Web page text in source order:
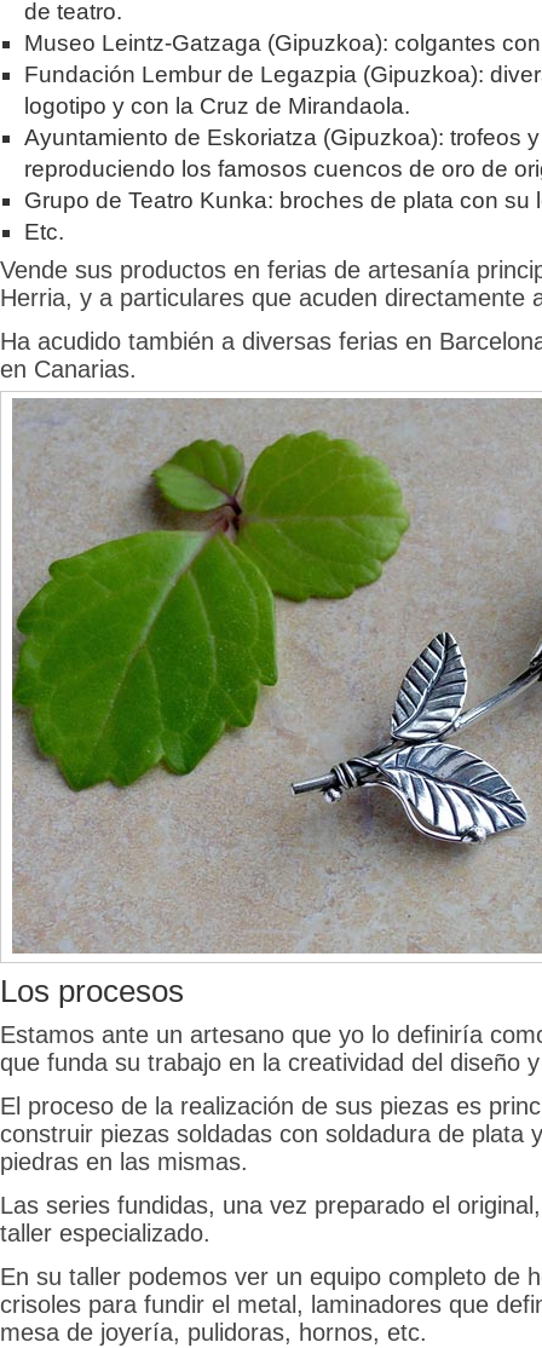
de teatro.
Museo Leintz-Gatzaga (Gipuzkoa): colgantes
Fundación Lembur de Legazpia (Gipuzkoa):
logotipo y con la Cruz de Mirandaola.
Ayuntamiento de Eskoriatza (Gipuzkoa): trofeos
reproduciendo los famosos cuencos de oro de
Grupo de Teatro Kunka: broches de plata con su
Etc.
Vende sus productos en ferias de artesanía
Herria, y a particulares que acuden directamente
Ha acudido también a diversas ferias en
en Canarias.
Los procesos
Estamos ante un artesano que yo lo definiría
que funda su trabajo en la creatividad del diseño
El proceso de la realización de sus piezas es
construir piezas soldadas con soldadura de plata
piedras en las mismas.
Las series fundidas, una vez preparado el
taller especializado.
En su taller podemos ver un equipo completo de
crisoles para fundir el metal, laminadores que
mesa de joyería, pulidoras, hornos, etc.